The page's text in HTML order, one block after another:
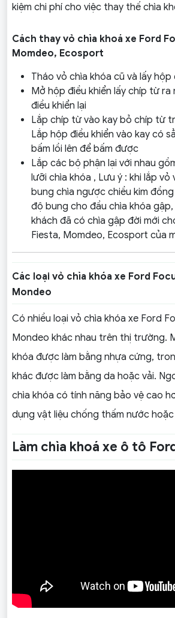
kiệm chi phí cho việc thay thế chìa
Cách thay vỏ chìa khoá xe Ford
Momdeo, Ecosport
Tháo vỏ chìa khóa cũ và lấy hộp
Mở hộp điều khiển lấy chíp từ ra
điều khiển lại
Lắp chíp từ vào kay bỏ chíp từ
Lắp hộp điều khiển vào kay có
bấm lồi lên để bấm được
Lắp các bộ phận lại với nhau
lưỡi chìa khóa , Lưu ý : khi lắp vỏ
bung chìa ngược chiều kim
độ bung cho đầu chìa khóa
khách đã có chìa gập đời mới
Fiesta, Momdeo, Ecosport của
Các loại vỏ chìa khóa xe Ford
Mondeo
Có nhiều loại vỏ chìa khóa xe Ford
Mondeo khác nhau trên thị trường.
khóa được làm bằng nhựa cứng,
khác được làm bằng da hoặc vải.
chìa khóa có tính năng bảo vệ cao
dụng vật liệu chống thấm nước
Làm chìa khoá xe ô tô